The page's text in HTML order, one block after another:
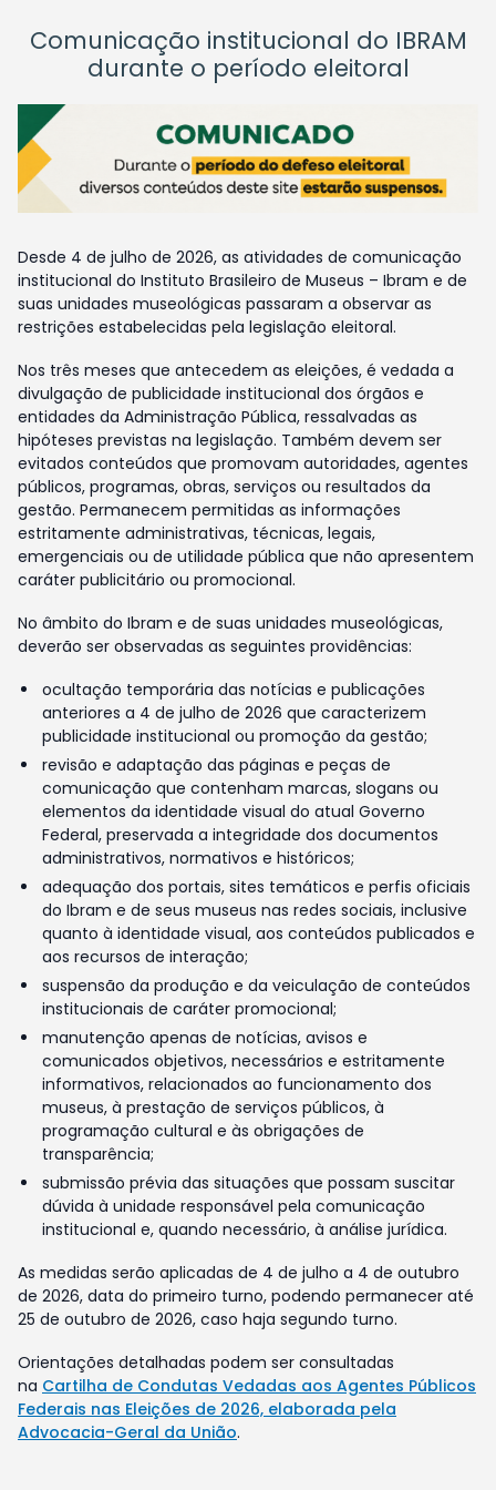
Comunicação institucional do IBRAM
durante o período eleitoral
Desde 4 de julho de 2026, as atividades de comunicação
institucional do Instituto Brasileiro de Museus – Ibram e de
suas unidades museológicas passaram a observar as
restrições estabelecidas pela legislação eleitoral.
Nos três meses que antecedem as eleições, é vedada a
divulgação de publicidade institucional dos órgãos e
entidades da Administração Pública, ressalvadas as
hipóteses previstas na legislação. Também devem ser
evitados conteúdos que promovam autoridades, agentes
públicos, programas, obras, serviços ou resultados da
gestão. Permanecem permitidas as informações
estritamente administrativas, técnicas, legais,
emergenciais ou de utilidade pública que não apresentem
caráter publicitário ou promocional.
No âmbito do Ibram e de suas unidades museológicas,
deverão ser observadas as seguintes providências:
ocultação temporária das notícias e publicações
anteriores a 4 de julho de 2026 que caracterizem
publicidade institucional ou promoção da gestão;
revisão e adaptação das páginas e peças de
comunicação que contenham marcas, slogans ou
elementos da identidade visual do atual Governo
Federal, preservada a integridade dos documentos
administrativos, normativos e históricos;
adequação dos portais, sites temáticos e perfis oficiais
do Ibram e de seus museus nas redes sociais, inclusive
quanto à identidade visual, aos conteúdos publicados e
aos recursos de interação;
suspensão da produção e da veiculação de conteúdos
institucionais de caráter promocional;
manutenção apenas de notícias, avisos e
comunicados objetivos, necessários e estritamente
informativos, relacionados ao funcionamento dos
museus, à prestação de serviços públicos, à
programação cultural e às obrigações de
transparência;
submissão prévia das situações que possam suscitar
dúvida à unidade responsável pela comunicação
institucional e, quando necessário, à análise jurídica.
As medidas serão aplicadas de 4 de julho a 4 de outubro
de 2026, data do primeiro turno, podendo permanecer até
25 de outubro de 2026, caso haja segundo turno.
Orientações detalhadas podem ser consultadas
na Cartilha de Condutas Vedadas aos Agentes Públicos
Federais nas Eleições de 2026, elaborada pela
Advocacia-Geral da União.